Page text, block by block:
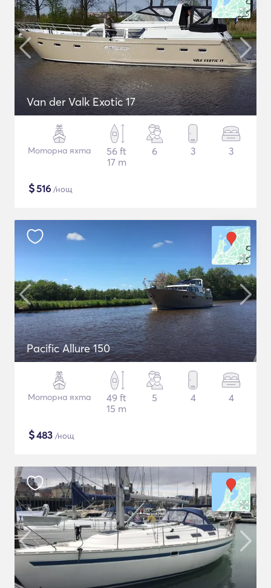
Van der Valk Exotic 17
Моторна яхта
56 ft
17 m
6 3 3
$516 /нощ
Pacific Allure 150
Моторна яхта
49 ft
15 m
5 4 4
$483 /нощ